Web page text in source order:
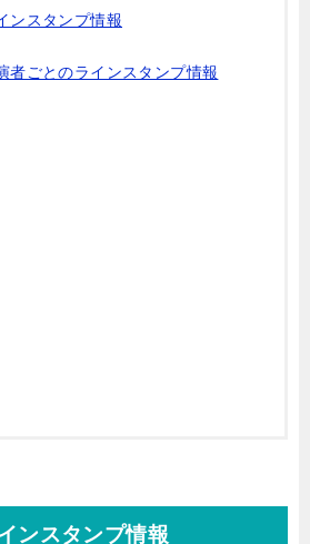
スタンプ情報
ごとのラインスタンプ情報
ンスタンプ情報